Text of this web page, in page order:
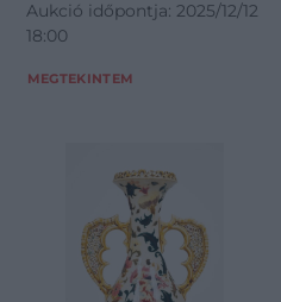
Aukció időpontja: 2025/12/12
18:00
MEGTEKINTEM